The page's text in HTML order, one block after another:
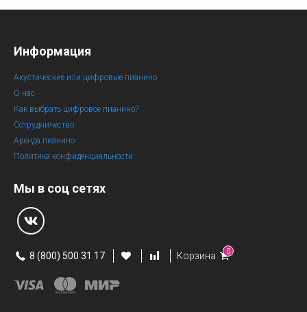
Информация
Акустические или цифровые пианино
О нас
Как выбрать цифровое пианино?
Сотрудничество
Аренда пианино
Политика конфиденциальности
Мы в соц сетях
8 (800) 500 31 17 Корзина 0